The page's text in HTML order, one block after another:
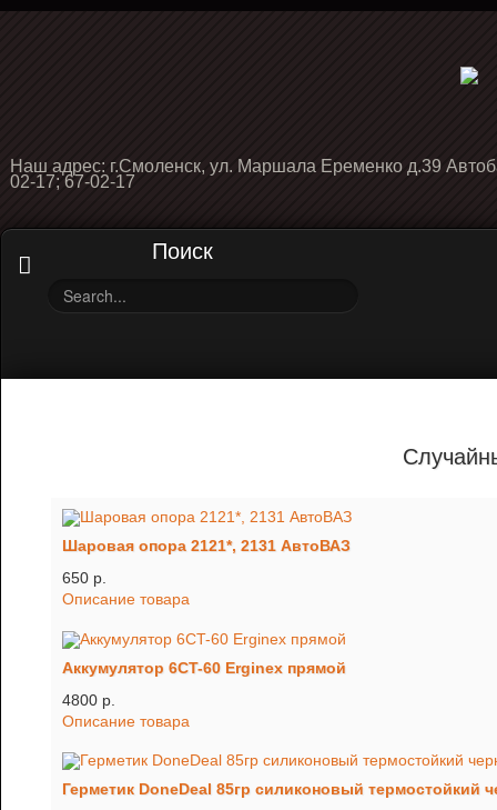
Наш адрес: г.Смоленск, ул. Маршала Еременко д.39
02-17; 67-02-17
Поиск
Шаровая опора 2121*, 2131 АвтоВАЗ
650 p.
Описание товара
Аккумулятор 6CT-60 Erginex прямой
4800 p.
Описание товара
Герметик DoneDeal 85гр силиконовый термостойкий